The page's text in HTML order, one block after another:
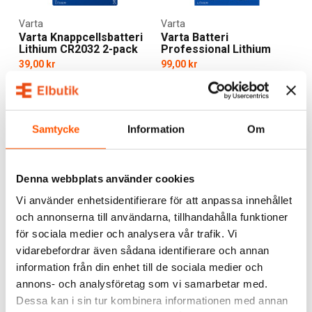
Samtycke Information Om
Denna webbplats använder cookies
Vi använder enhetsidentifierare för att anpassa innehållet
och annonserna till användarna, tillhandahålla funktioner
för sociala medier och analysera vår trafik. Vi
vidarebefordrar även sådana identifierare och annan
information från din enhet till de sociala medier och
annons- och analysföretag som vi samarbetar med.
Dessa kan i sin tur kombinera informationen med annan
Varta Knappcellsbatteri
Lithium CR2032 2-pack
Varta
39,00 kr
I webblager: 69 frp
Varta Batteri
Professional Lithium
AAA LR03 4-pack
Varta
99,00 kr
LÄGG I VARUKORG
ALTERNATIVA PRODUKTER